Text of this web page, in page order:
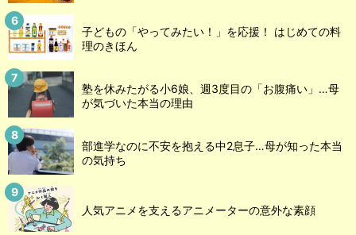
子どもの「やってみたい！」を応援！ はじめての料
理のきほん
塾を休みたがる小6娘、週3度目の「お腹痛い」…母
が気づいた本当の理由
部進学なのに不安を抱える中2息子…母が知った本当
の気持ち
人気アニメを支えるアニメーターの意外な素顔